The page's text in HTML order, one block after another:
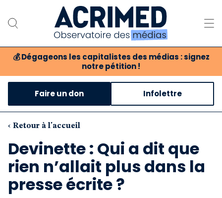
💰 Dégageons les capitalistes des médias : signez
notre pétition !
Notre association
Notre critique des médias
Nos propositions
Notre revue
Boutique
Faire un don Infolettre
‹ Retour à l'accueil
Devinette : Qui a dit que
rien n’allait plus dans la
presse écrite ?